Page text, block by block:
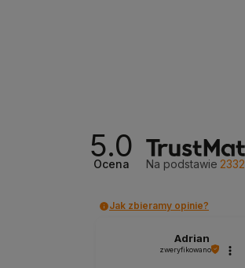
5.0
Ocena Na podstawie 2332
Jak zbieramy opinie?
Adrian
zweryfikowano